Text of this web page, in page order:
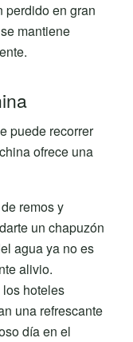
perdido en gran
mantiene
puede recorrer
ofrece una
remos y
un chapuzón
agua ya no es
alivio.
hoteles
una refrescante
día en el